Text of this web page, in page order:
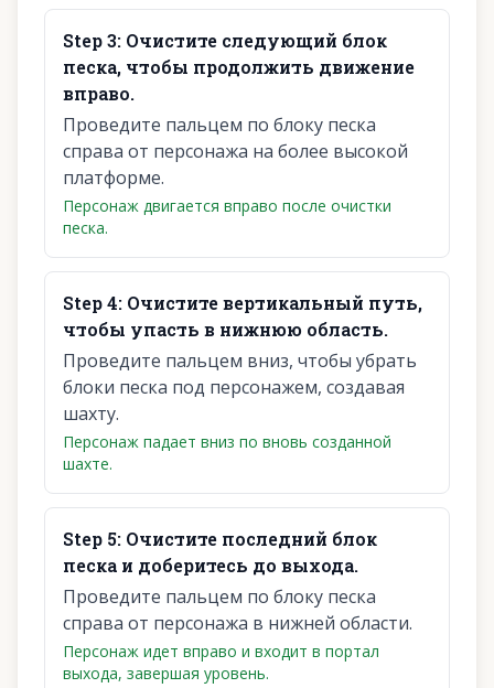
Step3: Очистите следующий блок
песка, чтобы продолжить движение
вправо.
Проведите пальцем по блоку песка
справа от персонажа на более высокой
платформе.
Персонаж двигается вправо после очистки
песка.
Step4: Очистите вертикальный путь,
чтобы упасть в нижнюю область.
Проведите пальцем вниз, чтобы убрать
блоки песка под персонажем, создавая
шахту.
Персонаж падает вниз по вновь созданной
шахте.
Step 5: Очистите последний блок
песка и доберитесь до выхода.
Проведите пальцем по блоку песка
справа от персонажа в нижней области.
Персонаж идет вправо и входит в портал
выхода, завершая уровень.